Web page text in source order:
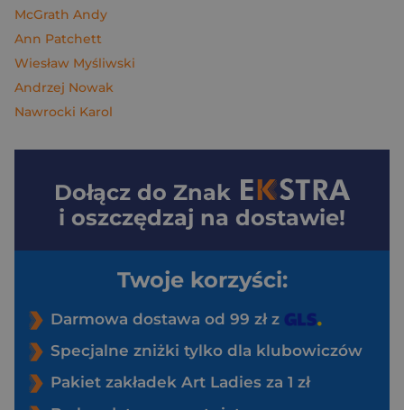
McGrath Andy
Ann Patchett
Wiesław Myśliwski
Andrzej Nowak
Nawrocki Karol
Dołącz do Znak
i oszczędzaj na dostawie!
Twoje korzyści:
Darmowa dostawa od 99 zł z
Specjalne zniżki tylko dla klubowiczów
Pakiet zakładek Art Ladies za 1 zł